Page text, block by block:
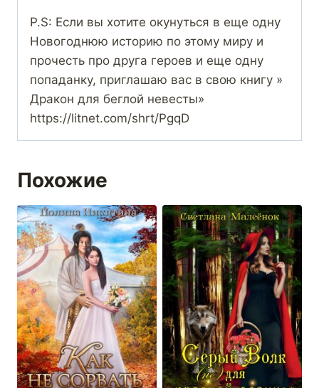
P.S: Если вы хотите окунуться в еще одну
Новогоднюю историю по этому миру и
прочесть про друга героев и еще одну
попаданку, приглашаю вас в свою книгу »
Дракон для беглой невесты»
https://litnet.com/shrt/PgqD
Похожие